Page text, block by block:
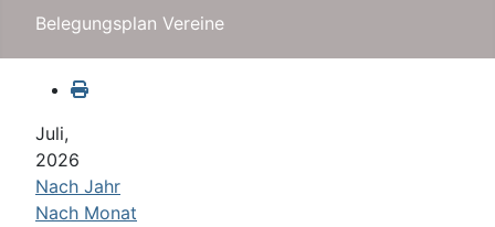
Belegungsplan Vereine
Juli,
2026
Nach Jahr
Nach Monat